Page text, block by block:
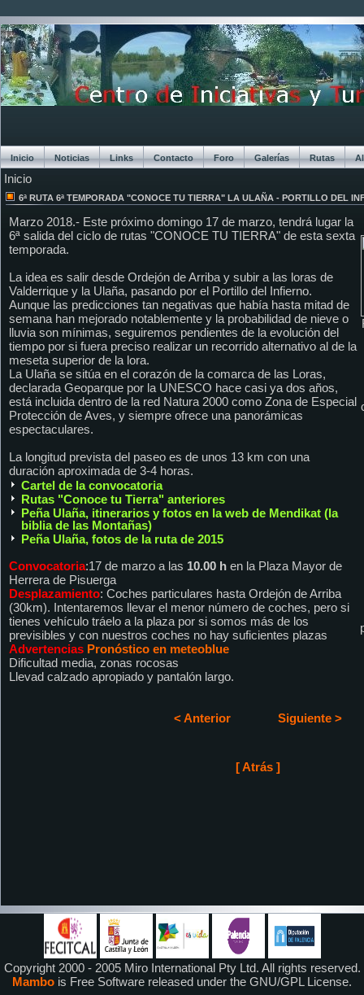
Inicio Noticias Links Contacto Foro Galerías Rutas
Chat
Inicio
6ª RUTA 6ª TEMPORADA "CONOCE TU TIERRA" LA ULAÑA - PORTILLO DEL
Marzo 2018.- Este próximo domingo 17 de marzo, tendrá lugar la
6ª salida del ciclo de rutas "CONOCE TU TIERRA" de esta sexta
temporada.
La idea es salir desde Ordejón de Arriba y subir a las loras de
Valderrique y la Ulaña, pasando por el Portillo del Infierno.
Aunque las predicciones tan negativas que había hasta mitad de
semana han mejorado notablemente y la probabilidad de nieve o
lluvia son mínimas, seguiremos pendientes de la evolución del
tiempo por si fuera preciso realizar un recorrido alternativo al de la
meseta superior de la lora.
La Ulaña se sitúa en el corazón de la comarca de las Loras,
declarada Geoparque por la UNESCO hace casi ya dos años,
está incluida dentro de la red Natura 2000 como Zona de Especial
Protección de Aves, y siempre ofrece una panorámicas
espectaculares.
La longitud prevista del paseo es de unos 13 km con una
duración aproximada de 3-4 horas.
Cartel de la convocatoria
Rutas "Conoce tu Tierra" anteriores
Peña Ulaña, itinerarios y fotos en la web de Mendikat (la
biblia de las Montañas)
Peña Ulaña, fotos de la ruta de 2015
Convocatoria:17 de marzo a las 10.00 h en la Plaza Mayor de
Herrera de Pisuerga
Desplazamiento: Coches particulares hasta Ordejón de Arriba
(30km). Intentaremos llevar el menor número de coches, pero si
tienes vehículo tráelo a la plaza por si somos más de los
previsibles y con nuestros coches no hay suficientes plazas
Advertencias Pronóstico en meteoblue
Dificultad media, zonas rocosas
Llevad calzado apropiado y pantalón largo.
< Anterior Siguiente >
[ Atrás ]
Copyright 2000 - 2005 Miro International Pty Ltd. All rights reserved.
Mambo is Free Software released under the GNU/GPL License.